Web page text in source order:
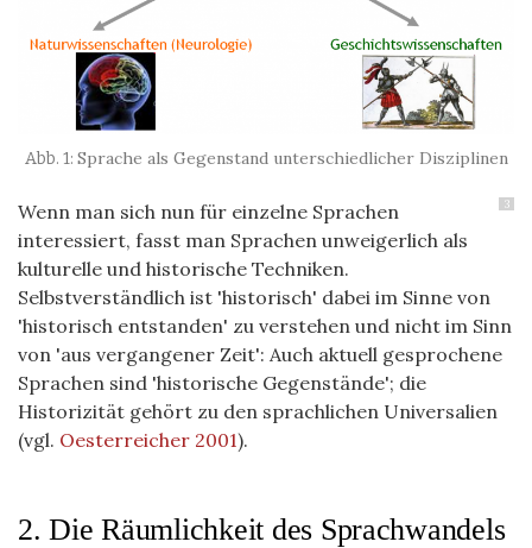
Sprache als Gegenstand unterschiedlicher Disziplinen
3
Wenn man sich nun für einzelne Sprachen
interessiert, fasst man Sprachen unweigerlich als
kulturelle und historische Techniken.
Selbstverständlich ist 'historisch' dabei im Sinne von
'historisch entstanden' zu verstehen und nicht im Sinn
von 'aus vergangener Zeit': Auch aktuell gesprochene
Sprachen sind 'historische Gegenstände'; die
Historizität gehört zu den sprachlichen Universalien
(vgl. Oesterreicher 2001).
2. Die Räumlichkeit des Sprachwandels